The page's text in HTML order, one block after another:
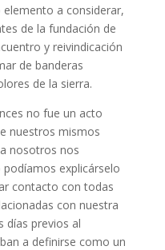
a considerar,
de la fundación de
y reivindicación
de banderas
de la sierra.
no fue un acto
nuestros mismos
nosotros nos
explicárselo
contacto con todas
con nuestra
días previos al
a definirse como un